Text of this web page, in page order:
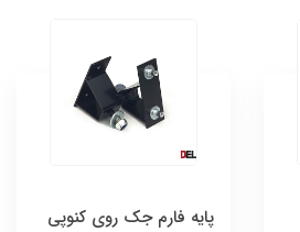
پایه فارم جک روی کنوپی